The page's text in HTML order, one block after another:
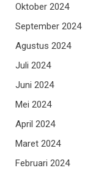
Oktober 2024
September 2024
Agustus 2024
Juli 2024
Juni 2024
Mei 2024
April 2024
Maret 2024
Februari 2024